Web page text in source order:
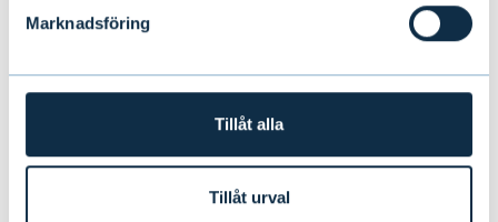
Marknadsföring
Tillåt alla
Tillåt urval
2018(på engelska)
Evli Pankki Oyj:n tilinpäätöstiedote 2018(på